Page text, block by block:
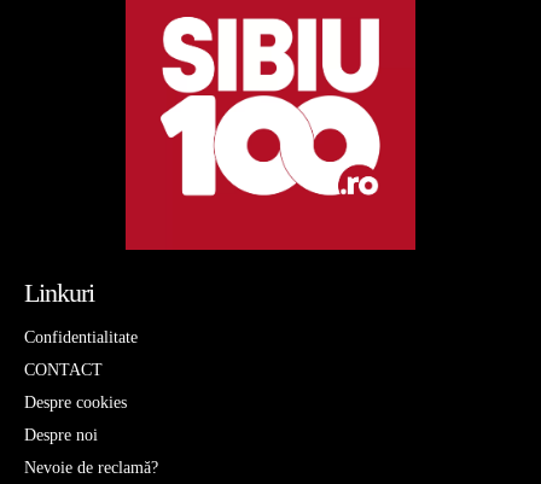
Linkuri
Confidentialitate
CONTACT
Despre cookies
Despre noi
Nevoie de reclamă?